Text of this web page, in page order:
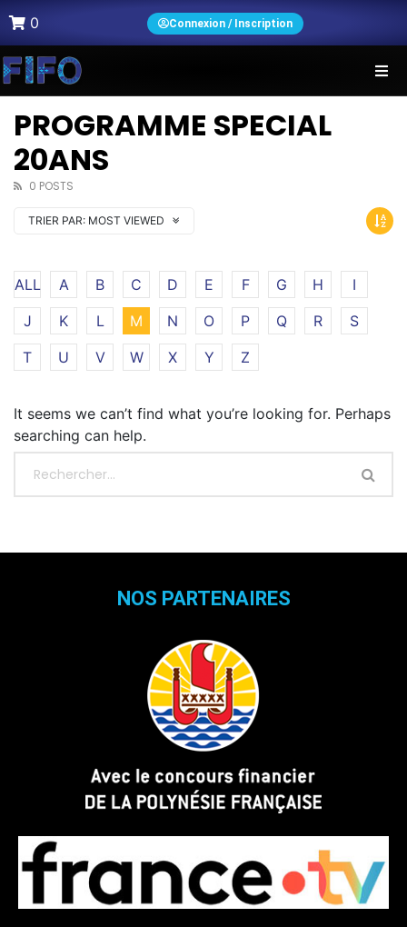
0 Connexion / Inscription
PROGRAMME SPECIAL
20ANS
0 POSTS
TRIER PAR: MOST VIEWED
ALL A B C D E F G H
I
J
K L M N O P Q R
S
T
U V W X Y Z
It seems we can’t find what you’re looking for. Perhaps
searching can help.
NOS PARTENAIRES